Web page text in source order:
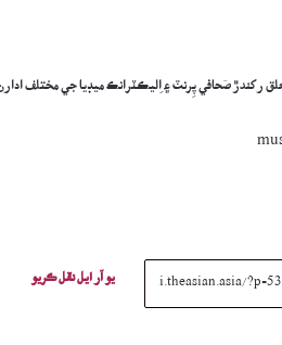
رکندڙ صَحافي پِرنٽ ۽ اِليڪٽرانڪ ميڊيا جي مختلف
يو آر ايل نقل ڪريو